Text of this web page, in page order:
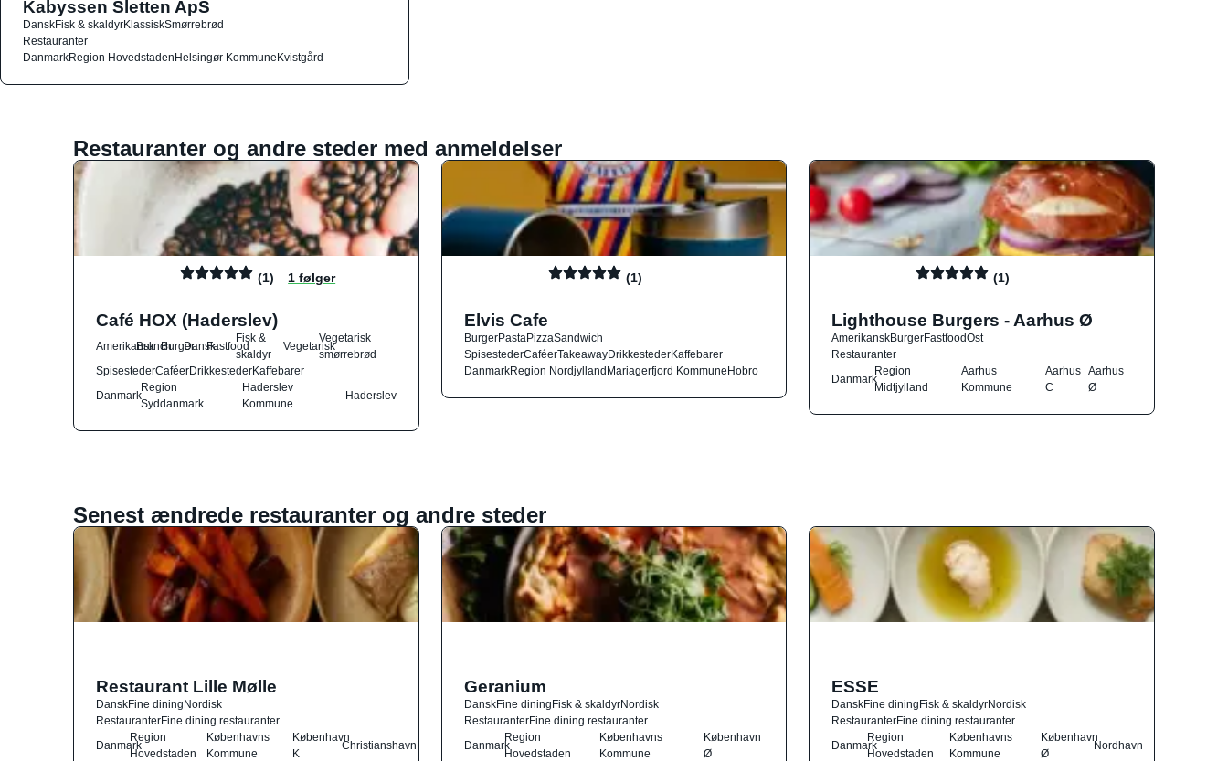
Kabyssen Sletten ApS
DanskFisk & skaldyrKlassiskSmørrebrød
Restauranter
DanmarkRegion HovedstadenHelsingør KommuneKvistgård
Restauranter og andre steder med anmeldelser
(1) 1 følger
Café HOX (Haderslev)
AmerikanskBrunchBurgerDanskFastfood
Fisk &
skaldyr
Vegetarisk
Vegetarisk
smørrebrød
SpisestederCaféerDrikkestederKaffebarer
Danmark
Region
Syddanmark
Haderslev
Kommune
Haderslev
(1)
Elvis Cafe
BurgerPastaPizzaSandwich
SpisestederCaféerTakeawayDrikkestederKaffebarer
DanmarkRegion NordjyllandMariagerfjord KommuneHobro
(1)
Lighthouse Burgers - Aarhus Ø
AmerikanskBurgerFastfoodOst
Restauranter
Danmark
Region
Midtjylland
Aarhus
Kommune
Aarhus
C
Aarhus
Ø
Senest ændrede restauranter og andre steder
Restaurant Lille Mølle
DanskFine diningNordisk
RestauranterFine dining restauranter
Danmark
Region
Hovedstaden
Københavns
Kommune
København
K
Christianshavn
Geranium
DanskFine diningFisk & skaldyrNordisk
RestauranterFine dining restauranter
Danmark
Region
Hovedstaden
Københavns
Kommune
København
Ø
ESSE
DanskFine diningFisk & skaldyrNordisk
RestauranterFine dining restauranter
Danmark
Region
Hovedstaden
Københavns
Kommune
København
Ø
Nordhavn